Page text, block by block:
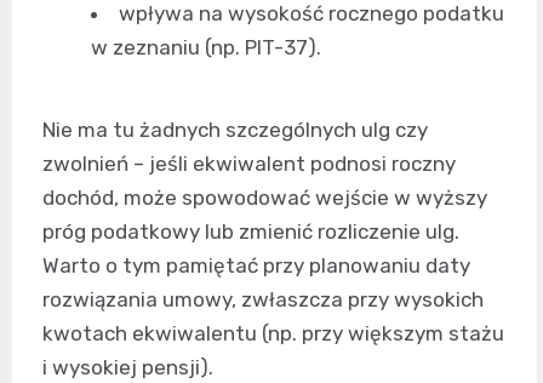
wpływa na wysokość rocznego podatku
w zeznaniu (np. PIT-37).
Nie ma tu żadnych szczególnych ulg czy
zwolnień – jeśli ekwiwalent podnosi roczny
dochód, może spowodować wejście w wyższy
próg podatkowy lub zmienić rozliczenie ulg.
Warto o tym pamiętać przy planowaniu daty
rozwiązania umowy, zwłaszcza przy wysokich
kwotach ekwiwalentu (np. przy większym stażu
i wysokiej pensji).